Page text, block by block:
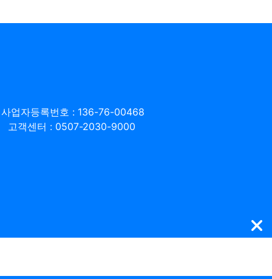
사업자등록번호 : 136-76-00468
고객센터 : 0507-2030-9000